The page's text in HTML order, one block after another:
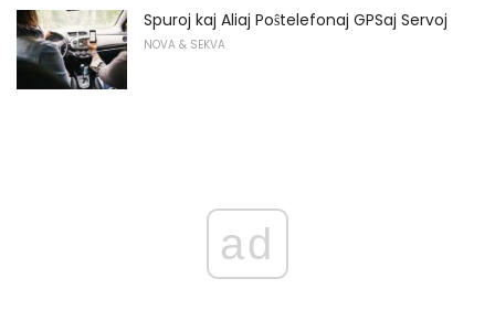
Spuroj kaj Aliaj Poŝtelefonaj GPSaj Servoj
NOVA & SEKVA
ad